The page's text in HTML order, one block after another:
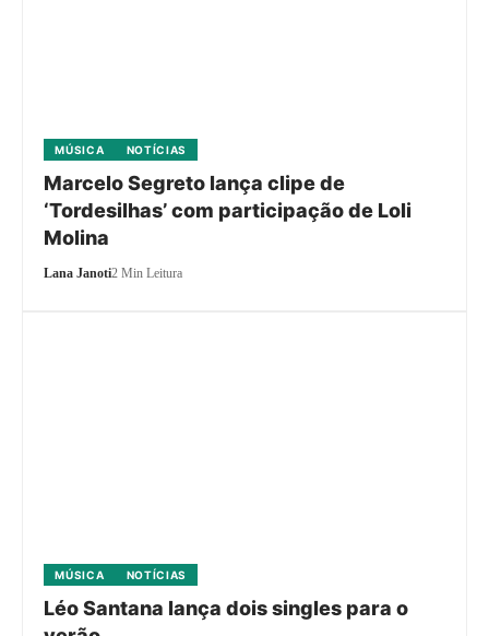
MÚSICA NOTÍCIAS
Marcelo Segreto lança clipe de
‘Tordesilhas’ com participação de Loli
Molina
Lana Janoti2 Min Leitura
MÚSICA NOTÍCIAS
Léo Santana lança dois singles para o